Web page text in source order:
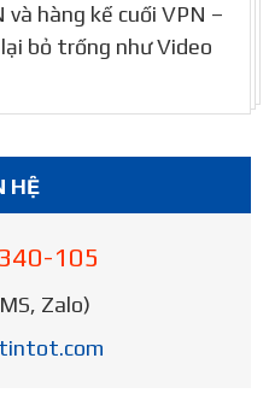
hàng kế cuối VPN –
bỏ trống như Video
HỆ
105
Zalo)